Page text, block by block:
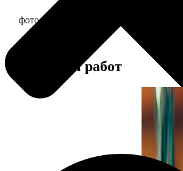
Цена,
фото 30х30 в деревянной рамке
Примеры работ